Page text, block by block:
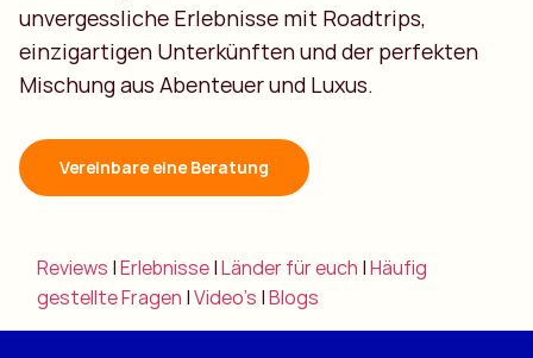
unvergessliche Erlebnisse mit Roadtrips,
einzigartigen Unterkünften und der perfekten
Mischung aus Abenteuer und Luxus.
Vereinbare eine Beratung
Reviews |Erlebnisse|Länder für euch |Häufig
gestellte Fragen |Video's |Blogs